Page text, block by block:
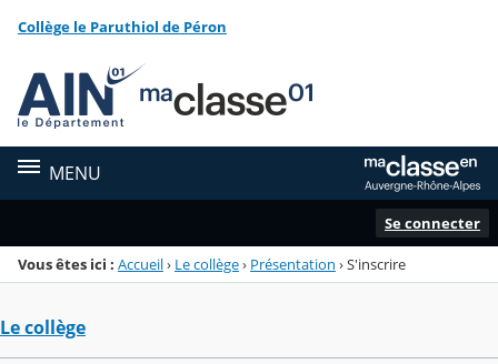
Menu de la rubrique
Contenu
Collège le Paruthiol de Péron
MENU
Se connecter
Vous êtes ici : Accueil› Le collège› Présentation ›S'inscrire
Le collège